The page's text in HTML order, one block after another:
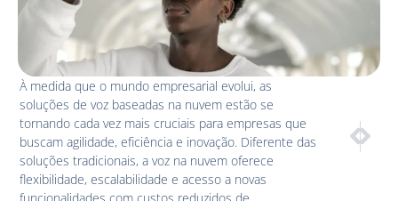
À medida que o mundo empresarial evolui, as
soluções de voz baseadas na nuvem estão se
tornando cada vez mais cruciais para empresas que
buscam agilidade, eficiência e inovação. Diferente das
soluções tradicionais, a voz na nuvem oferece
flexibilidade, escalabilidade e acesso a novas
funcionalidades com custos reduzidos de
Análise